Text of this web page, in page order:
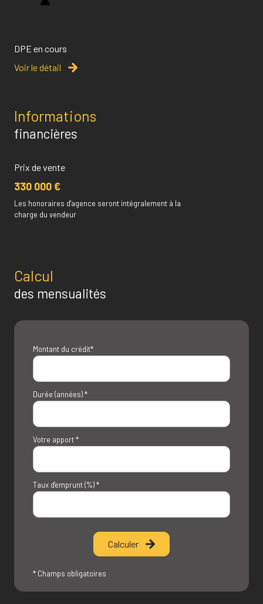
DPE en cours
Voir le détail
Informations
financières
Prix de vente
330 000 €
Les honoraires d'agence seront intégralement à la
charge du vendeur
Calcul
des mensualités
Montant du crédit*
Durée (années) *
Votre apport *
Taux d'emprunt (%) *
Calculer
* Champs obligatoires